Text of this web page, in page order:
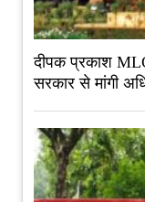
दीपक प्रकाश
सरकार से मांगी